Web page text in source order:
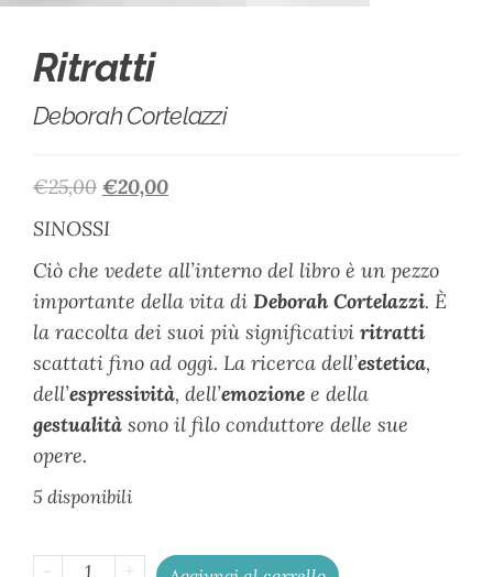
Ritratti
Deborah Cortelazzi
€25,00 €20,00
SINOSSI
Ciò che vedete all’interno del libro è un pezzo
importante della vita di Deborah Cortelazzi. È
la raccolta dei suoi più significativi ritratti
scattati fino ad oggi. La ricerca dell’estetica,
dell’espressività, dell’emozione e della
gestualità sono il filo conduttore delle sue
opere.
5 disponibili
- +